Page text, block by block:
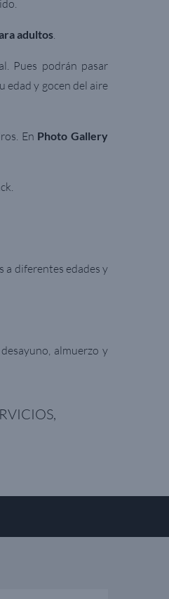
adultos.
Pues podrán pasar
edad y gocen del aire
En Photo Gallery
a diferentes edades y
almuerzo y